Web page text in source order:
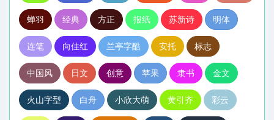
蝉羽 经典 方正 报纸 苏新诗 明体
连笔 向佳红 兰亭字酷 安托 标志
中国风 日文 创意 苹果 隶书 金文
火山字型 白舟 小欣大萌 黄引齐 彩云